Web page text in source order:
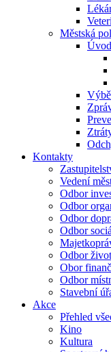
Městská
Úvod
Kontakty
Vedení
Odbor
Odbor
Odbor
Odbor
Odbor
Obor
Odbor
Stavební
Akce
Přehled
Kino
Kultura